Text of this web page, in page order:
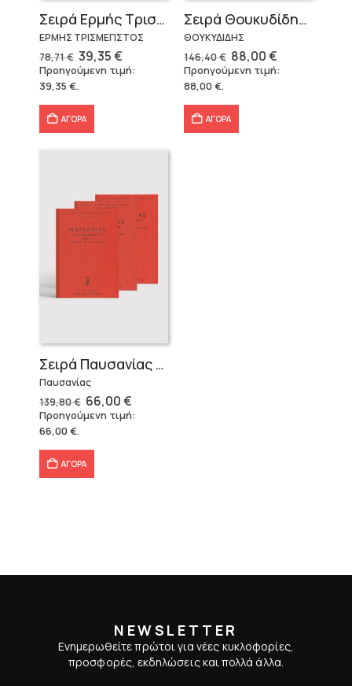
Σειρά Ερμής Τρισμέγιστος
ΕΡΜΗΣ ΤΡΙΣΜΕΓΙΣΤΟΣ
78,71€ Original
price
was:
78,71 €.
39,35€Η
τρέχουσα
τιμή
Προηγούμενη τιμή:
39,35 €.
ΑΓΟΡΑ
Σειρά Θουκυδίδης – Δεμένο (4 τόμοι)
ΘΟΥΚΥΔΙΔΗΣ
146,40€ Original
price
was:
88,00€Η
τρέχουσα
τιμή
Προηγούμενη τιμή:
88,00€.
ΑΓΟΡΑ
Σειρά Παυσανίας – Δεμένο (3 τόμοι)
Παυσανίας
139,80€ Original
price
was:
66,00€Η
τρέχουσα
τιμή
Προηγούμενη τιμή:
66,00€.
ΑΓΟΡΑ
NEWSLETTER
Ενημερωθείτε πρώτοι για νέες κυκλοφορίες,
προσφορές, εκδηλώσεις και πολλά άλλα.